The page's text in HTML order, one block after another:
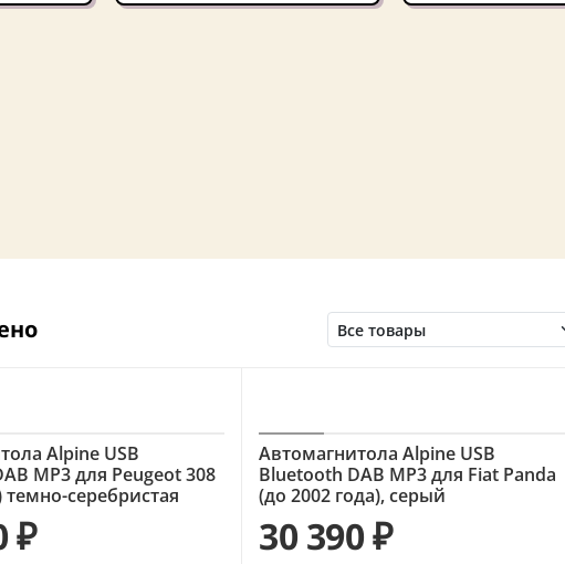
Alpine USB
MP3 для Peugeot 308
темно-серебристая
₽
Автомагнитола Alpine USB
Bluetooth DAB MP3 для Fiat Panda
(до 2002 года), серый
30 390 ₽